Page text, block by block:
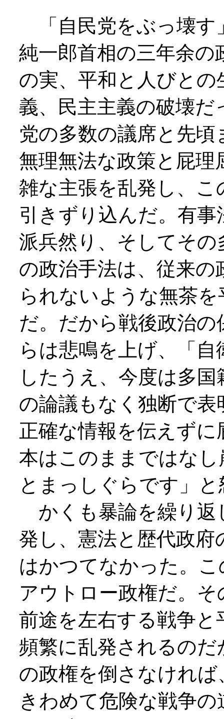
「自民党をぶっ壊す
純一郎首相の三年余
の実、平和と人びと
義、民主主義の破壊
党の多数の議席と先
無理無法な政策と屁
雑な主張を乱発し、
引きずり込んだ。有
派兵然り、そしてそ
の政治手法は、従来
られないような無茶
だ。だから戦後政治
らは悲鳴を上げ、「
したうえ、今度は多
の論議もなく独断で
正確な情報を伝えず
本はこのままではな
とまっしぐらです」
かくも暴論を繰り返
発し、憲法と歴代政
はかつてなかった。
アウトロー政権だ。
前途を左右する戦争
頻繁に乱発されるの
の政権を倒さなけれ
きわめて危険な戦争